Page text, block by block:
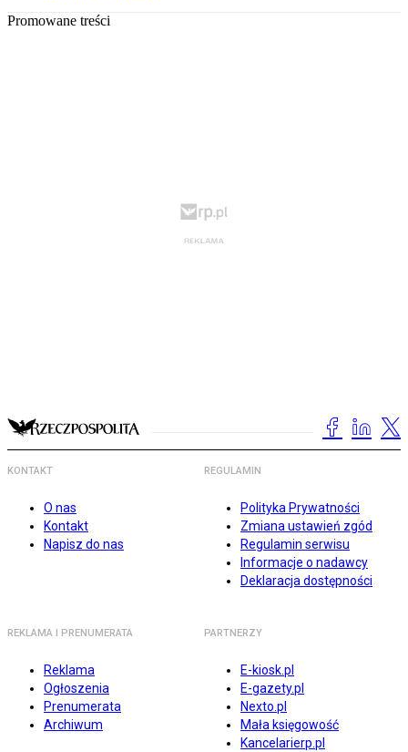
Promowane treści
KONTAKT
O nas
Kontakt
Napisz do nas
REGULAMIN
Polityka Prywatności
Zmiana ustawień zgód
Regulamin serwisu
Informacje o nadawcy
Deklaracja dostępności
REKLAMA I PRENUMERATA
Reklama
Ogłoszenia
Prenumerata
Archiwum
PARTNERZY
E-kiosk.pl
E-gazety.pl
Nexto.pl
Mała księgowość
Kancelarierp.pl